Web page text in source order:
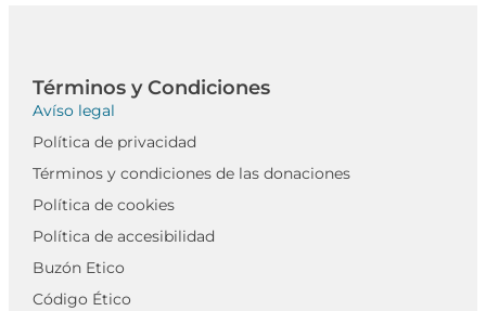
Términos y Condiciones
Avíso legal
Política de privacidad
Términos y condiciones de las donaciones
Política de cookies
Política de accesibilidad
Buzón Etico
Código Ético